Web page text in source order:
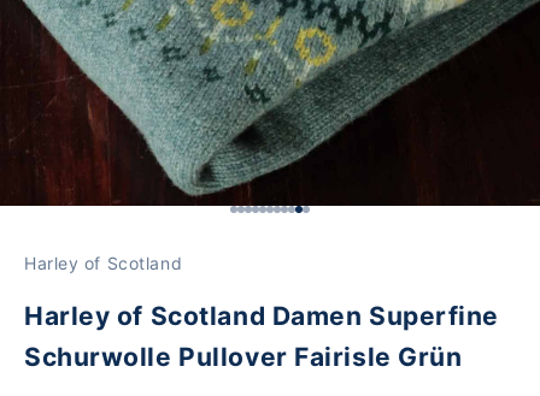
Gehe zu Element 1
Gehe zu Element 2
Gehe zu Element 3
Gehe zu Element 4
Gehe zu Element 5
Gehe zu Element 6
Gehe zu Element 7
Gehe zu Element 8
Gehe zu Element 9
Gehe zu Element 10
Gehe zu Element 11
Harley of Scotland
Harley of Scotland Damen Superfine
Schurwolle Pullover Fairisle Grün